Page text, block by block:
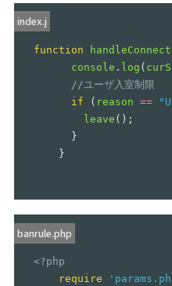
index.j
function
console . log (
//ユーザ入室制限
if
( reason == "
leave ();
}
}
banrule.php
<?php
require